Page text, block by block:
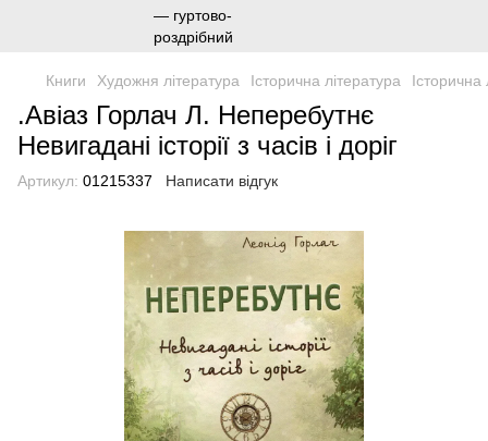
Книги Художня література Історична література Історична
.Авіаз Горлач Л. Неперебутнє
Невигадані історії з часів і доріг
Артикул: 01215337 Написати відгук